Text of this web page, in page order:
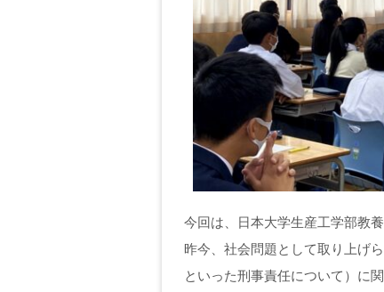
今回は、日本大学生産工学部教
昨今、社会問題として取り上げ
といった刑事責任について）に関